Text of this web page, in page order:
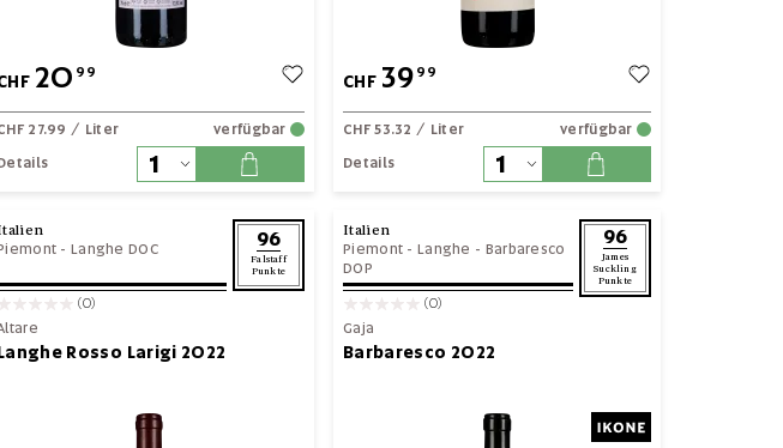
20 99
27.99 / Liter
verfügbar
CHF 3999
CHF 53.32 / Liter
verfügbar
Details
- Langhe DOC 96
Falstaff
Punkte
(0)
Rosso Larigi 2022
Italien
Piemont - Langhe - Barbaresco
DOP
96
James
Suckling
Punkte
(0)
Gaja
Barbaresco 2022